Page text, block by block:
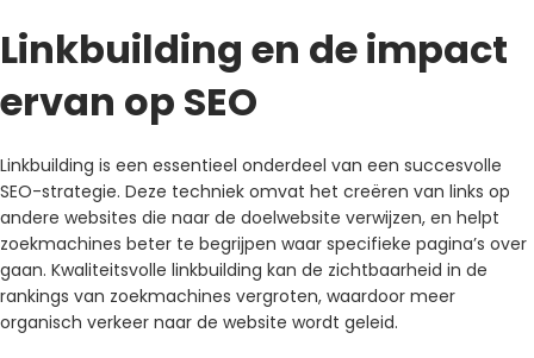
Linkbuilding en de impact
ervan op SEO
Linkbuilding is een essentieel onderdeel van een succesvolle
SEO-strategie. Deze techniek omvat het creëren van links op
andere websites die naar de doelwebsite verwijzen, en helpt
zoekmachines beter te begrijpen waar specifieke pagina’s over
gaan. Kwaliteitsvolle linkbuilding kan de zichtbaarheid in de
rankings van zoekmachines vergroten, waardoor meer
organisch verkeer naar de website wordt geleid.